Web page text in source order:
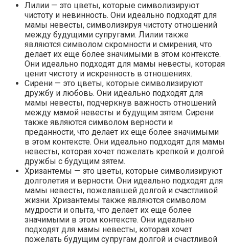
Лилии — это цветы, которые символизируют
чистоту и невинность. Они идеально подходят для
мамы невесты, символизируя чистоту отношений
между будущими супругами. Лилии также
являются символом скромности и смирения, что
делает их еще более значимыми в этом контексте.
Они идеально подходят для мамы невесты, которая
ценит чистоту и искренность в отношениях.
Сирени — это цветы, которые символизируют
дружбу и любовь. Они идеально подходят для
мамы невесты, подчеркнув важность отношений
между мамой невесты и будущим зятем. Сирени
также являются символом верности и
преданности, что делает их еще более значимыми
в этом контексте. Они идеально подходят для мамы
невесты, которая хочет пожелать крепкой и долгой
дружбы с будущим зятем.
Хризантемы — это цветы, которые символизируют
долголетия и верности. Они идеально подходят для
мамы невесты, пожелавшей долгой и счастливой
жизни. Хризантемы также являются символом
мудрости и опыта, что делает их еще более
значимыми в этом контексте. Они идеально
подходят для мамы невесты, которая хочет
пожелать будущим супругам долгой и счастливой